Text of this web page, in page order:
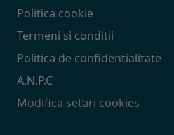
Politica cookie
Termeni si conditii
Politica de confidentialitate
A.N.P.C
Modifica setari cookies